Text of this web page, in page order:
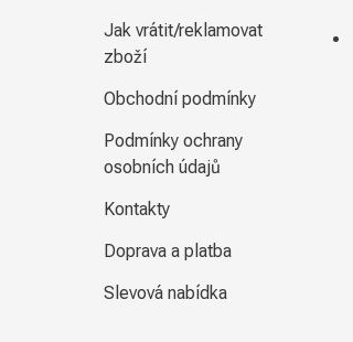
Jak vrátit/reklamovat
zboží
Obchodní podmínky
Podmínky ochrany
osobních údajů
Kontakty
Doprava a platba
Slevová nabídka